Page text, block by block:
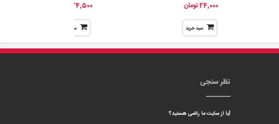
24,000 تومان
سبد خرید
24,500 تومان
سبد خرید
نظر سنجی
آیا از سایت ما راضی هستید؟